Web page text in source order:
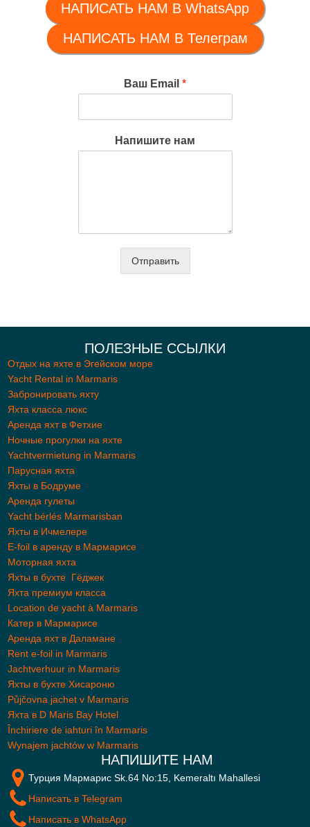
НАПИСАТЬ НАМ В WhatsApp
НАПИСАТЬ НАМ В Телеграм
Ваш Email *
Напишите нам
Отправить
ПОЛЕЗНЫЕ ССЫЛКИ
Отдых на яхте в Эгейском море
Yacht Rental in Marmaris
Забронировать яхту
Яхта класса люкс
Aренда яхт в Фетхие
Ночные прогулки на яхте
Yachtvermietung in Marmaris
Парусная яхта
Яхты в Бодруме
Аренда гулеты
Yacht bérlés Marmarisban
Яхты в Ичмелере
E-foil в аренду в Мармарисе
Моторная яхта
Яхты в бухте Гёджек
Яхта премиум класса
Location de yacht à Marmaris
Катер в Мармарисе
Аренда яхт в Даламане
Rent e-foil in Marmaris
Jachtverhuur in Marmaris
Яхты в бухте Хисароню
Půjčovna jachet v Marmaris
Яхта в D Maris Bay Hotel
Închiriere de iahturi în Marmaris
Wynajem jachtów w Marmaris
НАПИШИТЕ НАМ
Турция Мармарис Sk.64 No:15, Kemeraltı Mahallesi
Написать в Telegram
Написать в WhatsApp